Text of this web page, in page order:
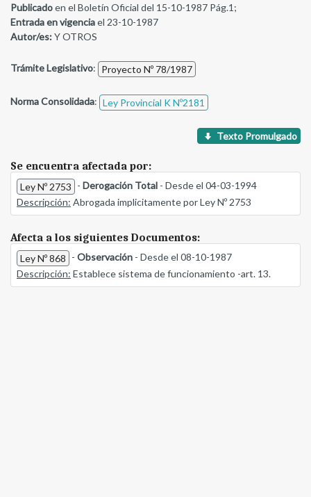
Publicadoen el Boletín Oficial del 15-10-1987 Pág.1;
Entrada en vigenciael 23-10-1987
Autor/es:Y OTROS
Trámite Legislativo: Proyecto Nº 78/1987
Norma Consolidada: Ley Provincial K Nº2181
Texto Promulgado
Se encuentra afectada por:
Ley Nº 2753 - Derogación Total - Desde el 04-03-1994
Descripción: Abrogada implicitamente por Ley Nº 2753
Afecta a los siguientes Documentos:
Ley Nº 868 - Observación - Desde el 08-10-1987
Descripción: Establece sistema de funcionamiento -art. 13.